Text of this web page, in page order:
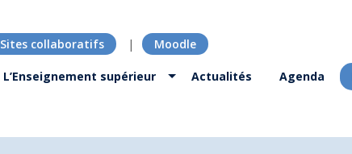
Sites collaboratifs Moodle
L’Enseignement supérieur Actualités Agenda